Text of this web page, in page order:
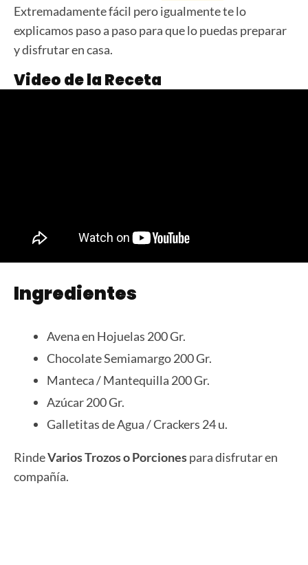
Extremadamente fácil pero igualmente te lo
explicamos paso a paso para que lo puedas preparar
y disfrutar en casa.
Video de la Receta
Ingredientes
Avena en Hojuelas 200 Gr.
Chocolate Semiamargo 200 Gr.
Manteca / Mantequilla 200 Gr.
Azúcar 200 Gr.
Galletitas de Agua / Crackers 24 u.
RindeVarios Trozos o Porcionespara disfrutar en
compañía.